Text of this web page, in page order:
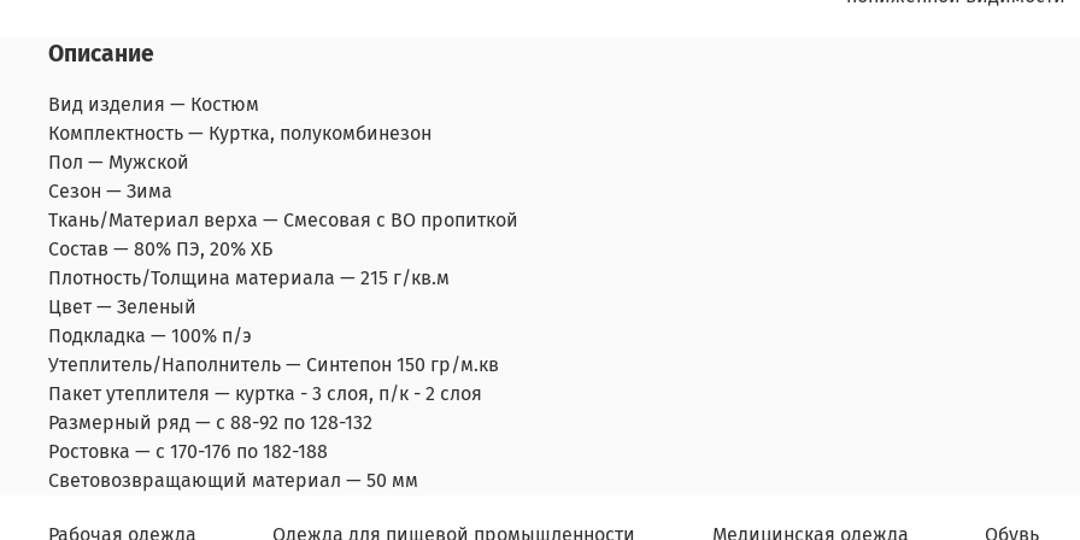
Описание
Вид изделия — Костюм
Комплектность — Куртка, полукомбинезон
Пол — Мужской
Сезон — Зима
Ткань/Материал верха — Смесовая с ВО пропиткой
Состав — 80% ПЭ, 20% ХБ
Плотность/Толщина материала — 215 г/кв.м
Цвет — Зеленый
Подкладка — 100% п/э
Утеплитель/Наполнитель — Синтепон 150 гр/м.кв
Пакет утеплителя — куртка - 3 слоя, п/к - 2 слоя
Размерный ряд — с 88-92 по 128-132
Ростовка — с 170-176 по 182-188
Световозвращающий материал — 50 мм
Рабочая одежда Одежда для пищевой промышленности Медицинская одежда Обувь